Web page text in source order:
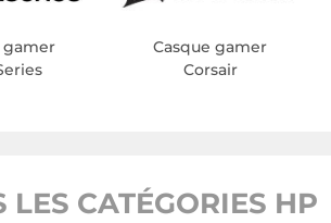
gamer
Casque gamer
Corsair
LES CATÉGORIES HP